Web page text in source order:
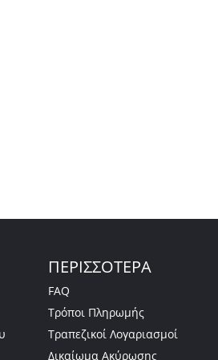
ΠΕΡΙΣΣΟΤΕΡΑ
FAQ
Τρόποι Πληρωμής
Τραπεζικοί Λογαριασμοί
Δικαίωμα Ακύρωσης